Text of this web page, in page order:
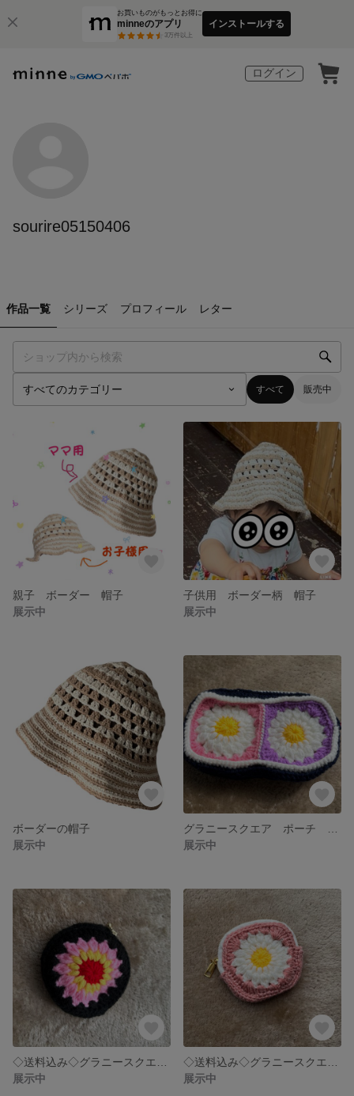
お買いものがもっとお得に
minneのアプリ
3万件以上
インストールする
ログイン
sourire05150406
作品一覧 シリーズ プロフィール レター
すべて 販売中
親子 ボーダー 帽子
展示中
子供用 ボーダー柄 帽子
展示中
ボーダーの帽子
展示中
展示中
展示中
展示中